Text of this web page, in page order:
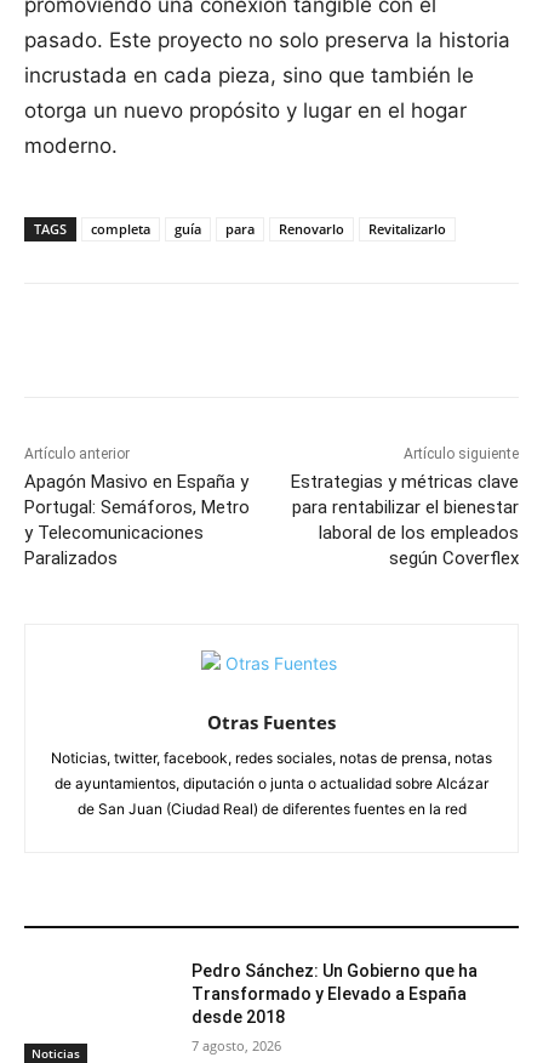
promoviendo una conexión tangible con el
pasado. Este proyecto no solo preserva la historia
incrustada en cada pieza, sino que también le
otorga un nuevo propósito y lugar en el hogar
moderno.
TAGS completa guía para Renovarlo Revitalizarlo
Artículo anterior
Apagón Masivo en España y
Portugal: Semáforos, Metro
y Telecomunicaciones
Paralizados
Artículo siguiente
Estrategias y métricas clave
para rentabilizar el bienestar
laboral de los empleados
según Coverflex
Otras Fuentes
Noticias, twitter, facebook, redes sociales, notas de prensa, notas
de ayuntamientos, diputación o junta o actualidad sobre Alcázar
de San Juan (Ciudad Real) de diferentes fuentes en la red
Noticias
Pedro Sánchez: Un Gobierno que ha
Transformado y Elevado a España
desde 2018
7 agosto, 2026